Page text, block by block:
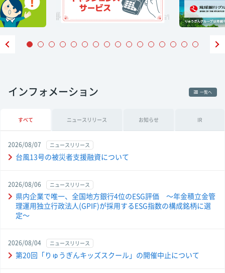
インフォメーション 一覧へ
すべて ニュース リリース お知らせ IR
2026/08/07 ニュースリリース
台風13号の被災者支援融資について
2026/08/06 ニュースリリース
県内企業で唯一、全国地方銀行4位のESG評価 ～年金積立金管
理運用独立行政法人(GPIF)が採用するESG指数の構成銘柄に選
定～
2026/08/04 ニュースリリース
第20回「りゅうぎんキッズスクール」の開催中止について